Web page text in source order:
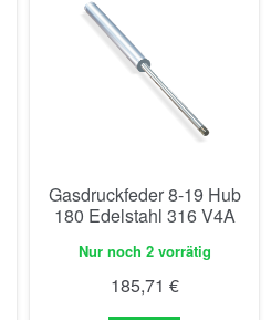
Gasdruckfeder 8-19 Hub
180 Edelstahl 316 V4A
Nur noch 2 vorrätig
185,71 €